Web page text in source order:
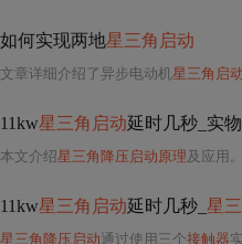
如何实现两地星三角启动
文章详细介绍了异步电动机星三角启动
11kw星三角启动延时几秒_实
本文介绍星三角降压启动原理及应用
11kw星三角启动延时几秒_ 星
星三角降压启动 通过使用三个接触器